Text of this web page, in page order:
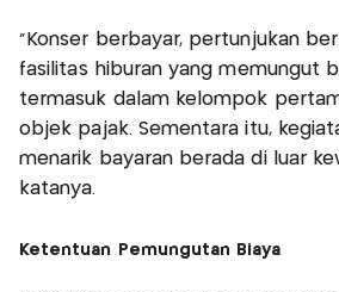
“Konser berbayar, pertunjukan
fasilitas hiburan yang memungut
termasuk dalam kelompok
objek pajak. Sementara itu,
menarik bayaran berada di luar
katanya.
Ketentuan Pemungutan Biaya